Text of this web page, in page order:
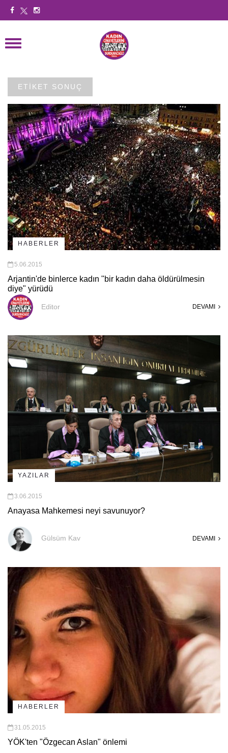
ETİKET SONUÇ
HABERLER
5.06.2015
Arjantin'de binlerce kadın "bir kadın daha öldürülmesin
diye" yürüdü
Editor DEVAMI
YAZILAR
3.06.2015
Anayasa Mahkemesi neyi savunuyor?
Gülsüm Kav DEVAMI
HABERLER
31.05.2015
YÖK'ten "Özgecan Aslan" önlemi